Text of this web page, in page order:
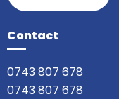
Contact
0743 807 678
0743 807 678